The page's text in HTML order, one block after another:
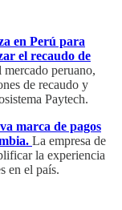
en Perú para
el recaudo de
peruano,
de recaudo y
Paytech.
marca de pagos
La empresa de
la experiencia
en el país.